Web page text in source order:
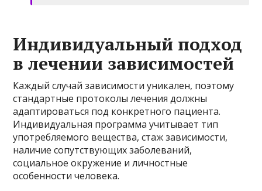
Индивидуальный подход
в лечении зависимостей
Каждый случай зависимости уникален, поэтому
стандартные протоколы лечения должны
адаптироваться под конкретного пациента.
Индивидуальная программа учитывает тип
употребляемого вещества, стаж зависимости,
наличие сопутствующих заболеваний,
социальное окружение и личностные
особенности человека.